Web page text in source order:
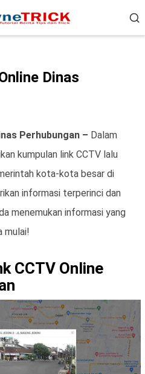
Dinas
Perhubungan – Dalam
kumpulan link CCTV lalu
kota-kota besar di
informasi terperinci dan
menemukan informasi yang
mulai!
CCTV Online